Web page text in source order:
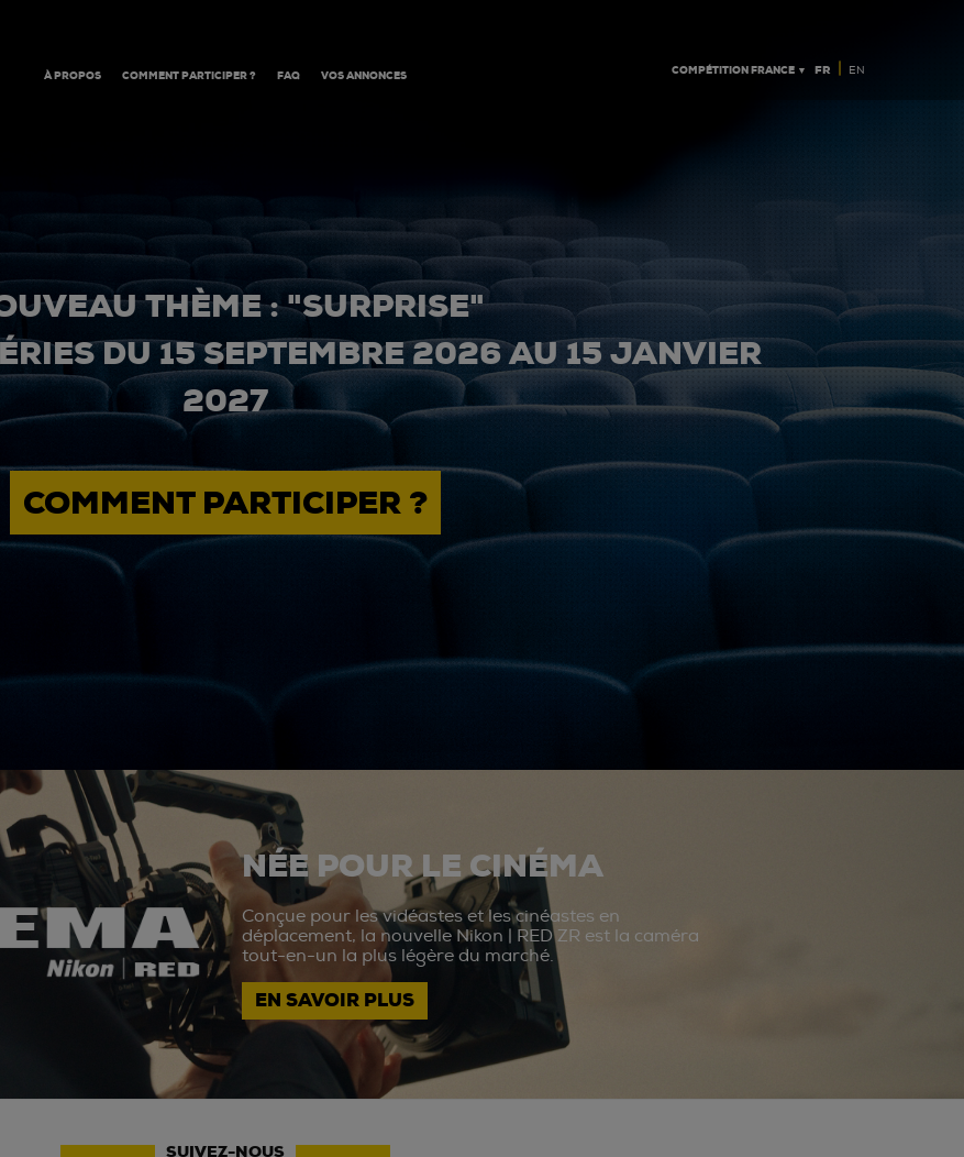
À PROPOS COMMENT PARTICIPER ? FAQ VOS ANNONCES COMPÉTITION FRANCE ▼ FR | EN
THÈME : "SURPRISE"
DU 15 SEPTEMBRE 2026 AU 15 JANVIER
2027
COMMENT PARTICIPER ?
NÉE POUR LE CINÉMA
Conçue pour les vidéastes et les cinéastes en
déplacement, la nouvelle Nikon | RED ZR est la caméra
tout-en-un la plus légère du marché.
EN SAVOIR PLUS
SUIVEZ-NOUS